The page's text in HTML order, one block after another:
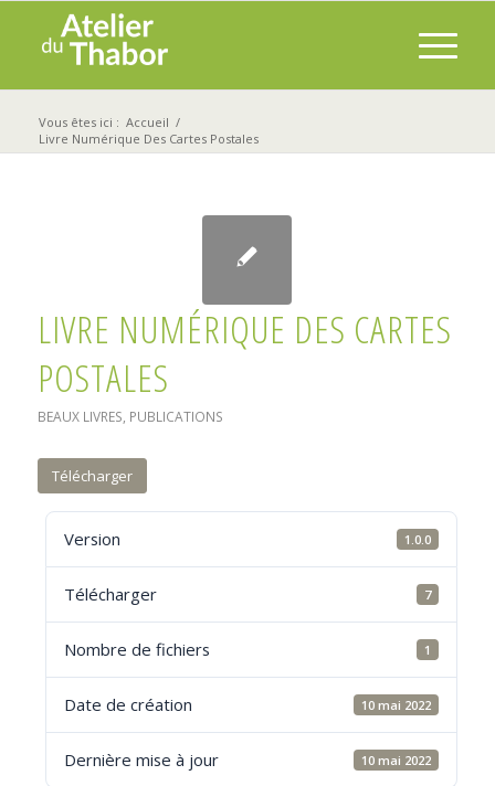
Vous êtes ici : Accueil /
Livre Numérique Des Cartes Postales
LIVRE NUMÉRIQUE DES CARTES
POSTALES
BEAUX LIVRES, PUBLICATIONS
Télécharger
Version 1.0.0
Télécharger 7
Nombre de fichiers 1
Date de création 10 mai 2022
Dernière mise à jour 10 mai 2022